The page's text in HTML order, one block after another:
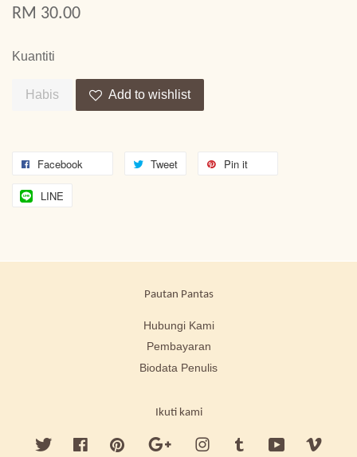
RM 30.00
Kuantiti
Habis Add to wishlist
Facebook Tweet Pin it
LINE
Pautan Pantas
Hubungi Kami
Pembayaran
Biodata Penulis
Ikuti kami
Twitter FacebookPinterest Google InstagramTumblr YouTube